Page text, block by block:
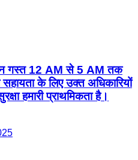
गस्त 12 AM से 5 AM तक
सहायता के लिए उक्त अधिकारियों
हमारी प्राथमिकता है।